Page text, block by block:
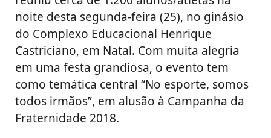
noite desta segunda-feira (25), no ginásio
do Complexo Educacional Henrique
Castriciano, em Natal. Com muita alegria
em uma festa grandiosa, o evento tem
como temática central “No esporte, somos
todos irmãos”, em alusão à Campanha da
Fraternidade 2018.